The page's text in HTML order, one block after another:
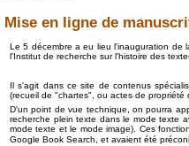
Mise en ligne de
Le 5 décembre a eu lieu l'inauguration de
l'Institut de recherche sur l'histoire des
Il s'agit dans ce site de contenus
(recueil de "chartes", ou actes de propriété
D'un point de vue technique, on pourra
recherche plein texte dans le mode texte
mode texte et le mode image). Ces
Google Book Search, et avaient été